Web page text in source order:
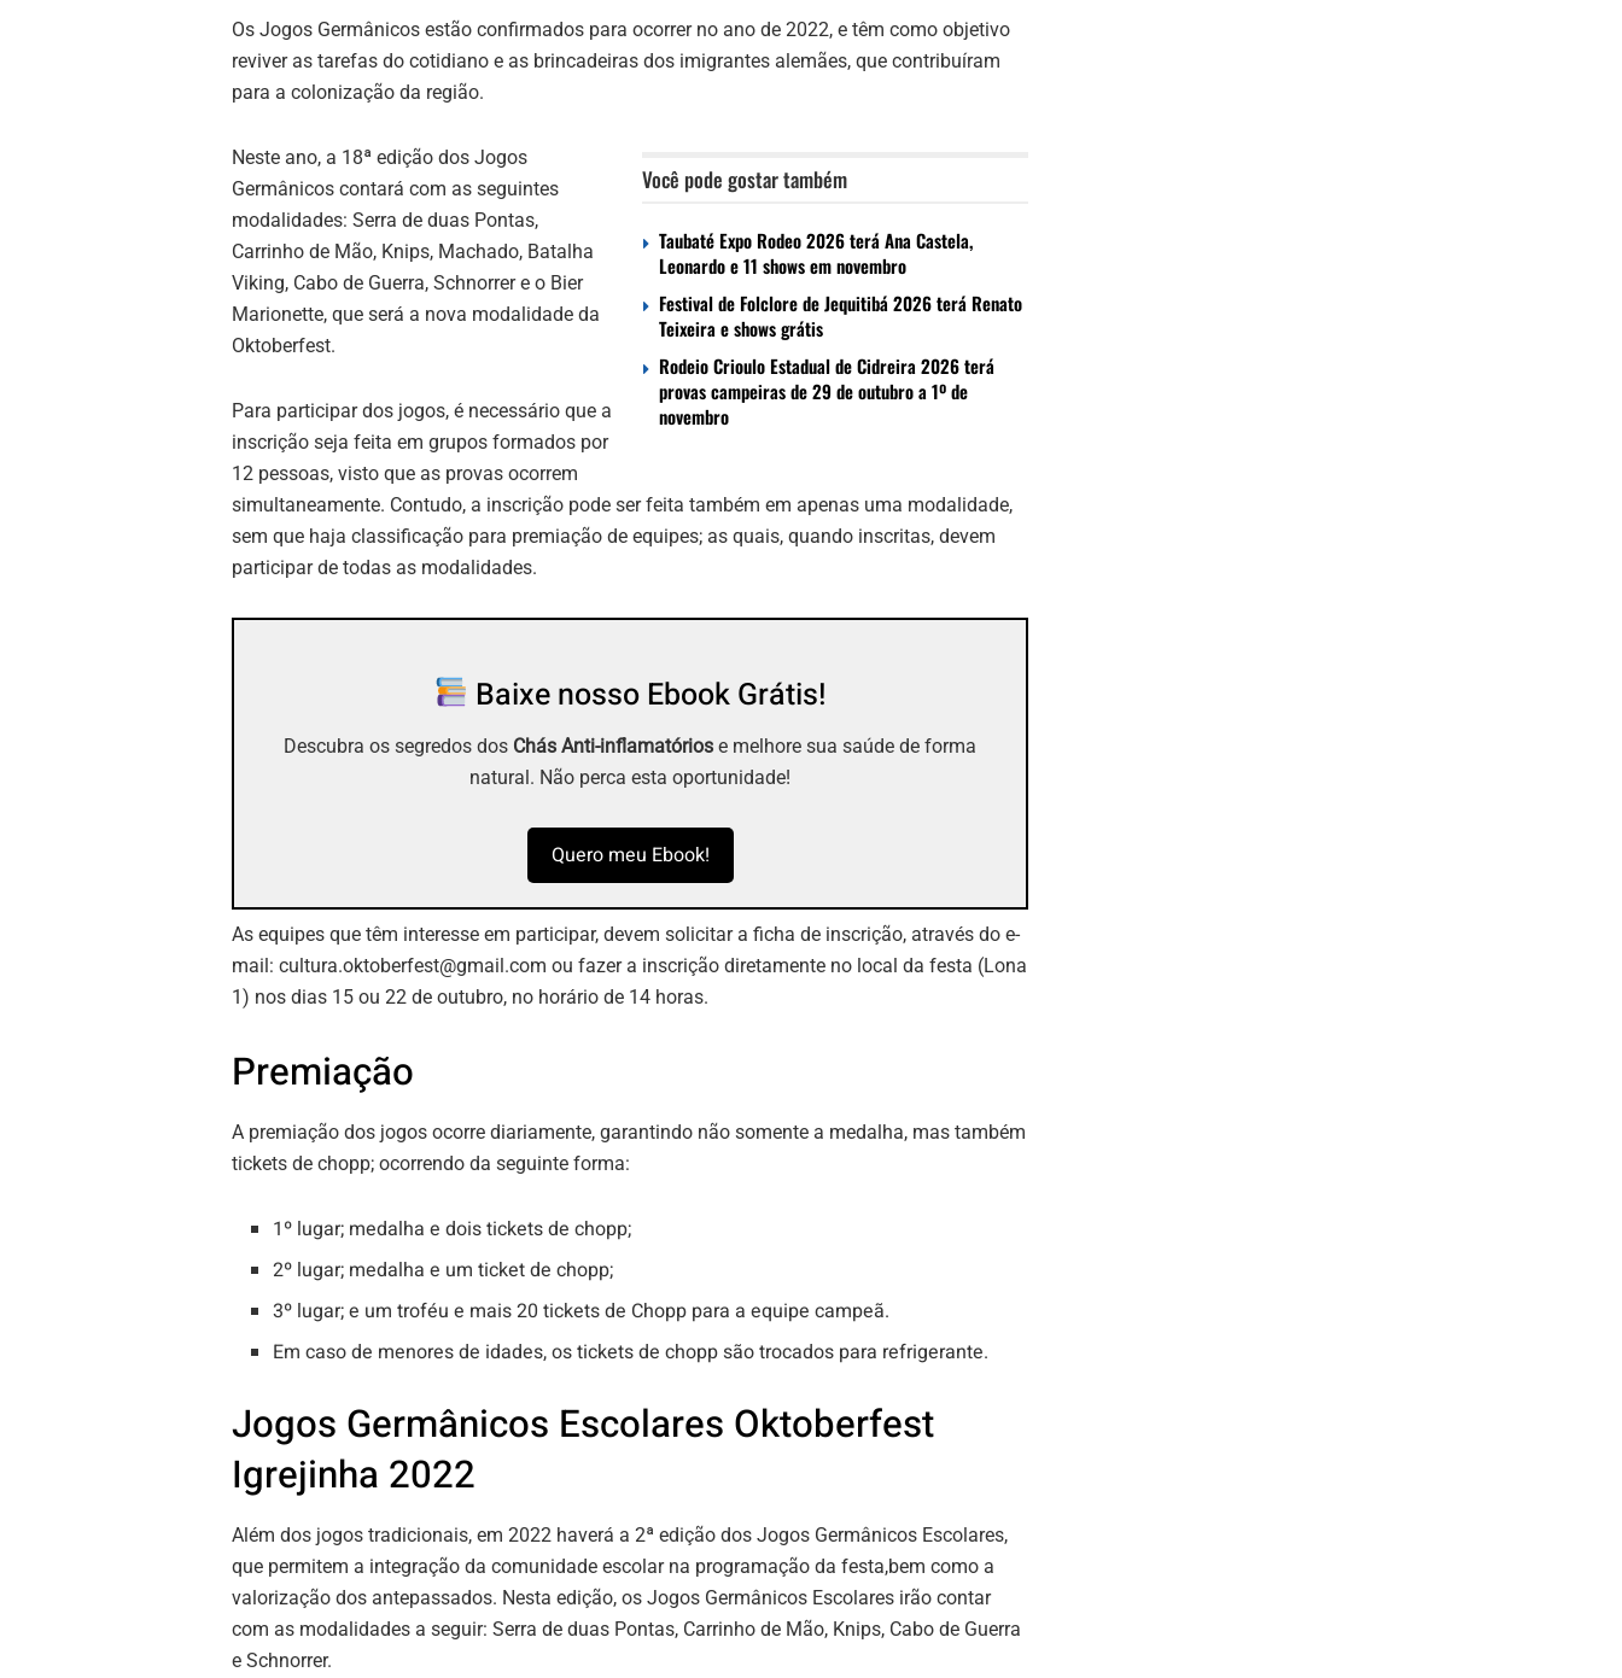
Os Jogos Germânicos estão confirmados para ocorrer no ano de 2022, e têm como objetivo
reviver as tarefas do cotidiano e as brincadeiras dos imigrantes alemães, que contribuíram
para a colonização da região.
Você pode gostar também
Taubaté Expo Rodeo 2026 terá Ana Castela,
Leonardo e 11 shows em novembro
Festival de Folclore de Jequitibá 2026 terá Renato
Teixeira e shows grátis
Rodeio Crioulo Estadual de Cidreira 2026 terá
provas campeiras de 29 de outubro a 1º de
novembro
Neste ano, a 18ª edição dos Jogos
Germânicos contará com as seguintes
modalidades: Serra de duas Pontas,
Carrinho de Mão, Knips, Machado, Batalha
Viking, Cabo de Guerra, Schnorrer e o Bier
Marionette, que será a nova modalidade da
Oktoberfest.
Para participar dos jogos, é necessário que a
inscrição seja feita em grupos formados por
12 pessoas, visto que as provas ocorrem
simultaneamente. Contudo, a inscrição pode ser feita também em apenas uma modalidade,
sem que haja classificação para premiação de equipes; as quais, quando inscritas, devem
participar de todas as modalidades.
Baixe nosso Ebook Grátis!
Descubra os segredos dos Chás Anti-inflamatórios e melhore sua saúde de forma
natural. Não perca esta oportunidade!
Quero meu Ebook!
As equipes que têm interesse em participar, devem solicitar a ficha de inscrição, através do e-
mail: cultura.oktoberfest@gmail.com ou fazer a inscrição diretamente no local da festa (Lona
1) nos dias 15 ou 22 de outubro, no horário de 14 horas.
Premiação
A premiação dos jogos ocorre diariamente, garantindo não somente a medalha, mas também
tickets de chopp; ocorrendo da seguinte forma:
1º lugar; medalha e dois tickets de chopp;
2º lugar; medalha e um ticket de chopp;
3º lugar; e um troféu e mais 20 tickets de Chopp para a equipe campeã.
Em caso de menores de idades, os tickets de chopp são trocados para refrigerante.
Jogos Germânicos Escolares Oktoberfest
Igrejinha 2022
Além dos jogos tradicionais, em 2022 haverá a 2ª edição dos Jogos Germânicos Escolares,
que permitem a integração da comunidade escolar na programação da festa,bem como a
valorização dos antepassados. Nesta edição, os Jogos Germânicos Escolares irão contar
com as modalidades a seguir: Serra de duas Pontas, Carrinho de Mão, Knips, Cabo de Guerra
e Schnorrer.